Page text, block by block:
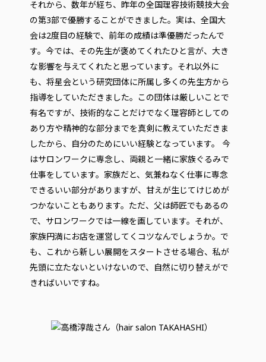
それから、数年が経ち、昨年の全国理容技術競技大会
の第3部で優勝することができました。実は、全国大
会は2度目の経験で、前年の成績は準優勝だったんで
す。今では、その先生が褒めてくれたひと言が、大き
な影響を与えてくれたと思っています。それ以外に
も、将星会という研究団体に所属し多くの先生方から
指導をしていただきました。この団体は厳しいことで
有名ですが、技術的なことだけでなく理容師としての
あり方や精神的な部分までを真剣に教えていただきま
したから、自分のためにいい経験となっています。 今
はサロンワークに専念し、両親と一緒に家族ぐるみで
仕事をしています。家族だと、気兼ねなく仕事に専念
できるいい部分がありますが、甘えが生じてけじめが
つかないこともあります。ただ、父は師匠でもあるの
で、サロンワークでは一線を画しています。それが、
家族円満にお店を運営してくコツなんでしょうか。で
も、これから新しい展開をスタートさせる場合、私が
先頭に立たないといけないので、自然に切り替えがで
きればいいですね。